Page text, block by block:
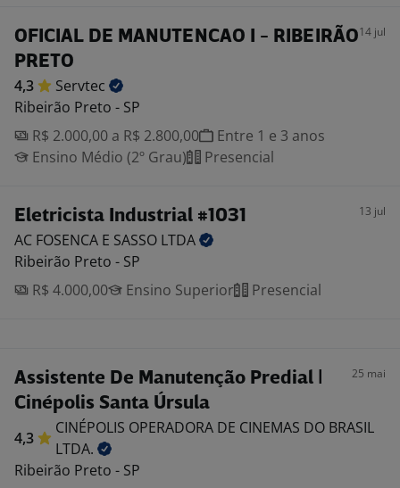
OFICIAL DE MANUTENCAO I - RIBEIRÃO
PRETO
14 jul
4,3
Servtec
Ribeirão Preto - SP
R$ 2.000,00 a R$ 2.800,00
Entre 1 e 3 anos
Ensino Médio (2º Grau)
Presencial
Eletricista Industrial #1031 13 jul
AC FOSENCA E SASSO LTDA
Ribeirão Preto - SP
R$ 4.000,00
Ensino Superior Presencial
Assistente De Manutenção Predial |
Cinépolis Santa Úrsula
25 mai
4,3
CINÉPOLIS OPERADORA DE CINEMAS DO BRASIL
LTDA.
Ribeirão Preto - SP